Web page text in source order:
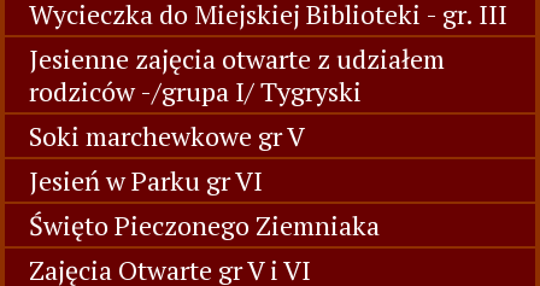
Wycieczka do Miejskiej Biblioteki - gr. III
Jesienne zajęcia otwarte z udziałem
rodziców -/grupa I/ Tygryski
Soki marchewkowe gr V
Jesień w Parku gr VI
Święto Pieczonego Ziemniaka
Zajęcia Otwarte gr V i VI